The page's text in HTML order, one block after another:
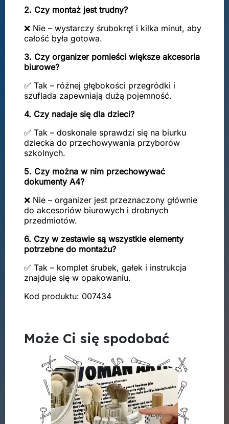
2. Czy montaż jest trudny?
❌ Nie – wystarczy śrubokręt i kilka minut, aby
całość była gotowa.
3. Czy organizer pomieści większe akcesoria
biurowe?
✅ Tak – różnej głębokości przegródki i
szuflada zapewniają dużą pojemność.
4. Czy nadaje się dla dzieci?
✅ Tak – doskonale sprawdzi się na biurku
dziecka do przechowywania przyborów
szkolnych.
5. Czy można w nim przechowywać
dokumenty A4?
❌ Nie – organizer jest przeznaczony głównie
do akcesoriów biurowych i drobnych
przedmiotów.
6. Czy w zestawie są wszystkie elementy
potrzebne do montażu?
✅ Tak – komplet śrubek, gałek i instrukcja
znajduje się w opakowaniu.
Kod produktu: 007434
Może Ci się spodobać